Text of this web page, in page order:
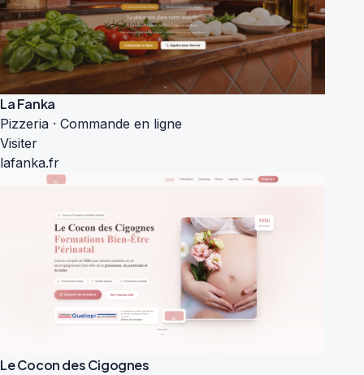
La Fanka
Pizzeria · Commande en ligne
Visiter
lafanka.fr
Le Cocon des Cigognes